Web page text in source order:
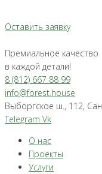
Оставить заявку
Премиальное качество
в каждой детали!
8 (812) 667 88 99
info@forest.house
Выборгское ш., 112,
Telegram Vk
О нас
Проекты
Услуги